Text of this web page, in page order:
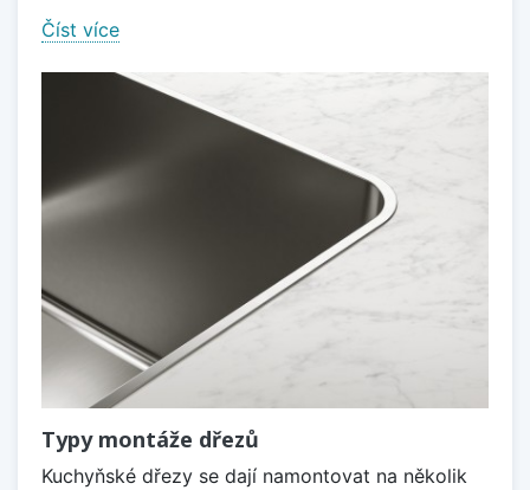
Číst více
Typy montáže dřezů
Kuchyňské dřezy se dají namontovat na několik